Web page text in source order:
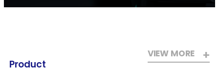
VIEW MORE